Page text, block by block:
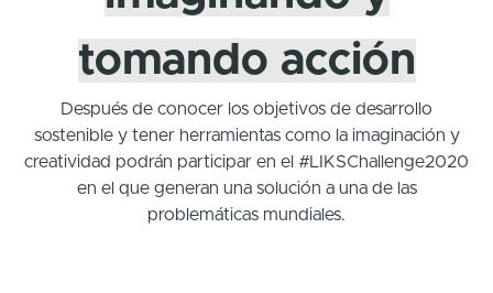
tomando acción
Después de conocer los objetivos de desarrollo
sostenible y tener herramientas como la imaginación y
creatividad podrán participar en el #LIKSChallenge2020
en el que generan una solución a una de las
problemáticas mundiales.